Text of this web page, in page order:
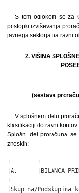
S tem odlokom se za
postopki izvrševanja
javnega sektorja na ravni
2. VIŠINA
(sestava
V splošnem delu
klasifikaciji do ravni kontov.
Splošni del proračuna
zneskih:
+--------
|A.      |BILANCA
|Skupina/